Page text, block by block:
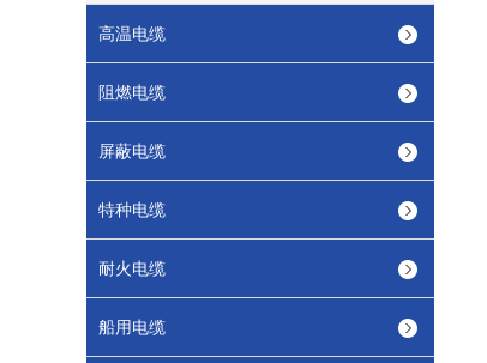
高温电缆
阻燃电缆
屏蔽电缆
特种电缆
耐火电缆
船用电缆